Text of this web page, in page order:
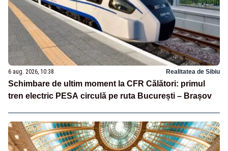
6 aug. 2026, 10:38 Realitatea de Sibiu
Schimbare de ultim moment la CFR Călători: primul
tren electric PESA circulă pe ruta București – Brașov